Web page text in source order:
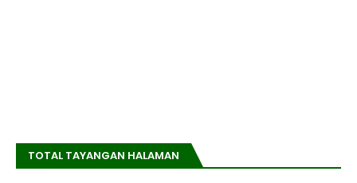
TOTAL TAYANGAN HALAMAN